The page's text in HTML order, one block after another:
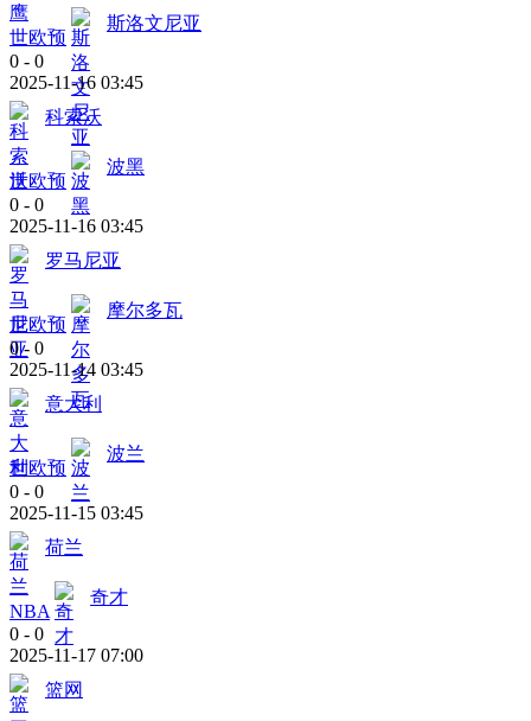
世欧预
斯洛文尼亚
0 - 0
2025-11-16 03:45
科索沃
世欧预
波黑
0 - 0
2025-11-16 03:45
罗马尼亚
世欧预
摩尔多瓦
0 - 0
2025-11-14 03:45
意大利
世欧预
波兰
0 - 0
2025-11-15 03:45
荷兰
NBA
奇才
0 - 0
2025-11-17 07:00
篮网